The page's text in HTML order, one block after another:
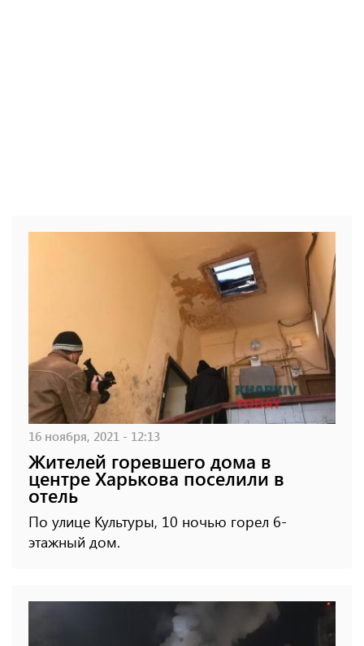
16 ноября, 2021 - 12:13
Жителей горевшего дома в
центре Харькова поселили в
отель
По улице Культуры, 10 ночью горел 6-
этажный дом.